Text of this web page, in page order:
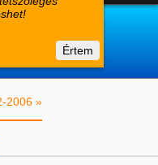
Kapcsolat
Értem
2006 »